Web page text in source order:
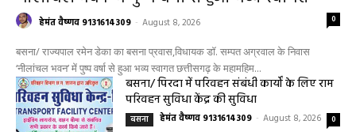
बसना/ राज्यपाल रमेन डेका का बसना
प्रवास,विधायक डॉ. सम्पत अग्रवाल के निवास
‘नीलांचल भवन’ में पुष्प वर्षा से हुआ भव्य स्वागत
हेमंत वैष्णव 9131614309 - August 8, 2026
बसना/ राज्यपाल रमेन डेका का बसना प्रवास,विधायक डॉ. सम्पत अग्रवाल के निवास
‘नीलांचल भवन’ में पुष्प वर्षा से हुआ भव्य स्वागत छत्तीसगढ़ के महामहिम...